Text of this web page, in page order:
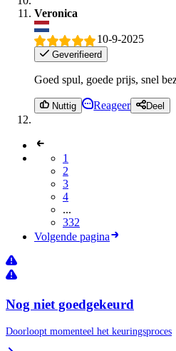
Veronica
10-9-2025
Geverifieerd
Goed spul, goede prijs, snel
Nuttig Reageer Deel
1
2
3
4
...
332
Volgende pagina
Nog niet goedgekeurd
Doorloopt momenteel het keuringsproces